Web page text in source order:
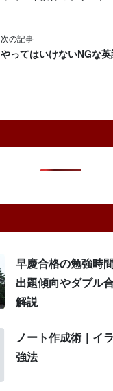
次の記事
やってはいけないNGな
早慶合格の勉強時
出題傾向やダブル
解説
ノート作成術｜イ
強法